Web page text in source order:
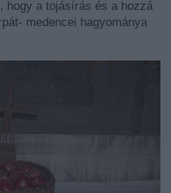
hogy a tojásírás és a hozzá
medencei hagyománya